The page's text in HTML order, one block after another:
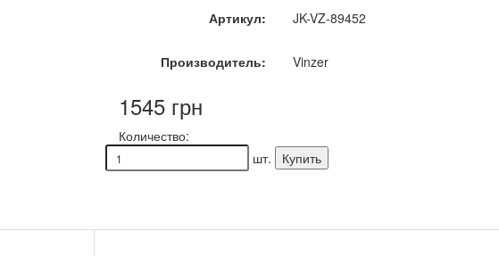
Артикул: JK-VZ-89452
Производитель: Vinzer
1545 грн
Количество:
шт.
Купить